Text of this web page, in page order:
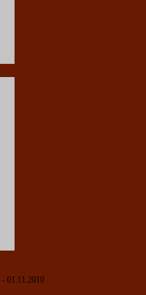
- 01.11.2010